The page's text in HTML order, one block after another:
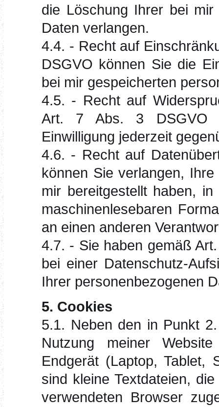
die Löschung Ihrer bei mir
Daten verlangen.
4.4. - Recht auf
DSGVO können Sie die
bei mir gespeicherten
4.5. - Recht auf
Art. 7 Abs. 3 DSGVO
Einwilligung jederzeit
4.6. - Recht auf
können Sie verlangen,
mir bereitgestellt haben,
maschinenlesebaren
an einen anderen
4.7. - Sie haben gemäß
bei einer Datenschutz-
Ihrer personenbezogenen
5. Cookies
5.1. Neben den in Punkt
Nutzung meiner
Endgerät (Laptop, Tablet,
sind kleine Textdateien,
verwendeten Browser